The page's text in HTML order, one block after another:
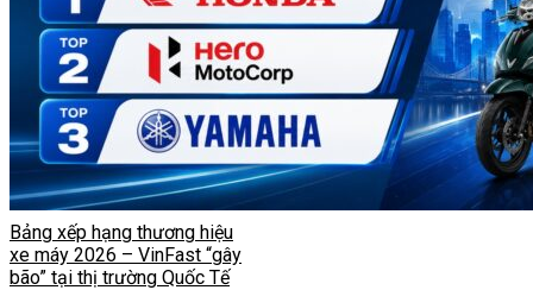
Bảng xếp hạng thương hiệu
xe máy 2026 – VinFast “gây
bão” tại thị trường Quốc Tế